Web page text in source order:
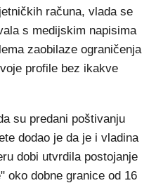
računa, vlada se
s medijskim napisima
zaobilaze ograničenja
profile bez ikakve
su predani poštivanju
dodao je da je i vladina
dobi utvrdila postojanje
oko dobne granice od 16